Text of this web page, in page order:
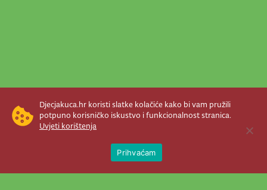
Djecjakuca.hr koristi slatke kolačiće kako bi vam pružili
potpuno korisničko iskustvo i funkcionalnost stranica.
Uvjeti korištenja
Prihvaćam